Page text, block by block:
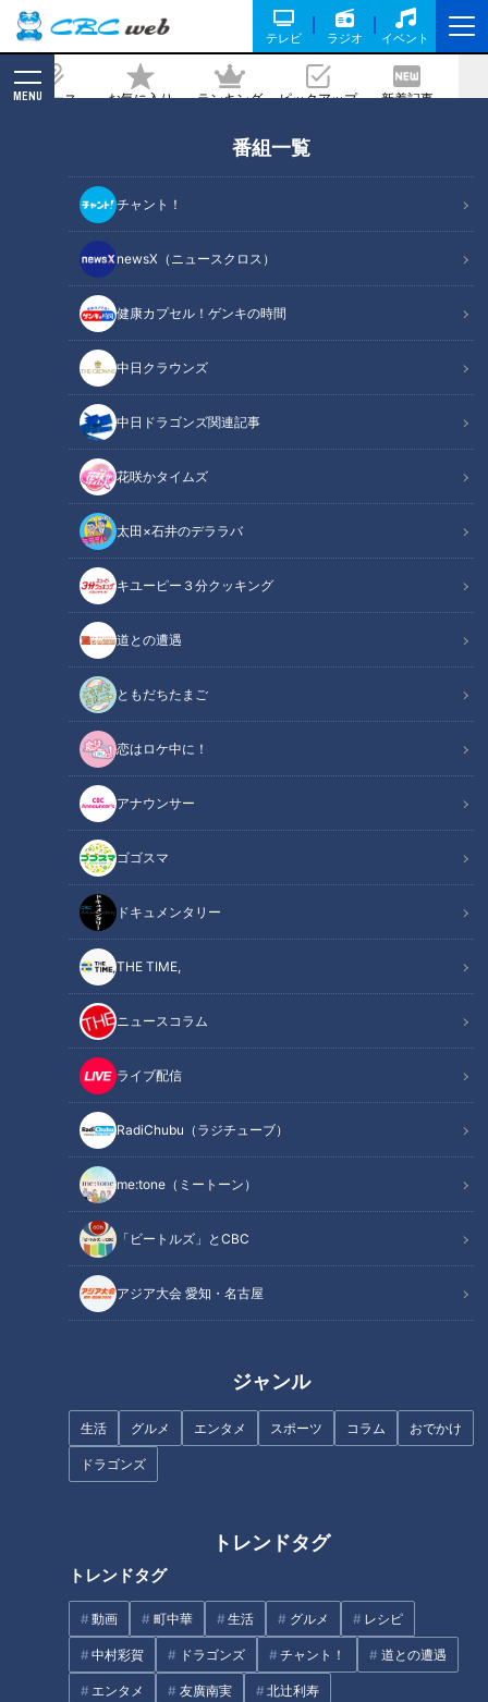
テレビ ラジオ イベント
ニュース お気に入り ランキング ピックアップ 新着記事
MENU
番組一覧
チャント！
newsX（ニュースクロス）
健康カプセル！ゲンキの時間
中日クラウンズ
中日ドラゴンズ関連記事
花咲かタイムズ
太田×石井のデララバ
キユーピー３分クッキング
道との遭遇
ともだちたまご
恋はロケ中に！
アナウンサー
ゴゴスマ
ドキュメンタリー
THE TIME,
ニュースコラム
ライブ配信
RadiChubu（ラジチューブ）
me:tone（ミートーン）
「ビートルズ」とCBC
アジア大会 愛知・名古屋
ジャンル
生活 グルメ エンタメ スポーツ コラム おでかけ
ドラゴンズ
トレンドタグ
トレンドタグ
動画 町中華 生活 グルメ レシピ
中村彩賀 ドラゴンズ チャント！ 道との遭遇
エンタメ 友廣南実 北辻利寿
ビさん！きちんと説明させてください！
記事に戻る
【疑惑】企画パクリ？MBSウラオモテレビさん！きちんと説明させてく
この記事の画像
この記事を見たあなたへのおすすめ
【祝5万人】ウラオモ大反省会
に行ってきた柳沢P #みてちょ
てれび #柳沢アナ #榊原アナ #
夏目アナ #永岡アナ #CBC
【四国一周】軽トラ女子三田が
松山から下道で一周！グルメ＆
絶景ドライブ⑱
「筋を通してないのもある」
係とは？
【道マニア】奈良・ダム渇水で
遭遇】
「人を狂わせる魅力がある」道
マニア・鹿取茂雄が惚れ込んだ
レンガの橋梁とは？未公開の道
【日本縦断】軽トラ女子が本州
を縦断して絶景・絶品を巡る旅
アナウンサー